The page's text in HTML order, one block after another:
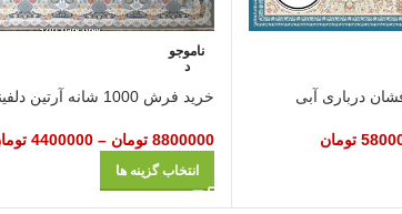
تومان
ناموجو
د
خرید فرش 1000 شانه آرتین دلفینی
8800000 تومان –
4400000
انتخاب گزینه ها